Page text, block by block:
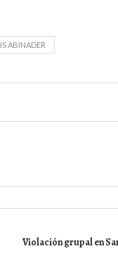
ABINADER
Violación grupal en